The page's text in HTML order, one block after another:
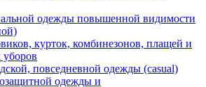
одежды повышенной видимости
курток, комбинезонов, плащей и
повседневной одежды (casual)
одежды и